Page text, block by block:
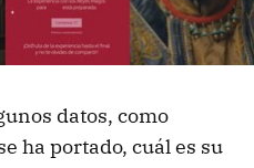
datos, como
ha portado, cuál es su